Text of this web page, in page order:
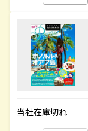
当社在庫切れ